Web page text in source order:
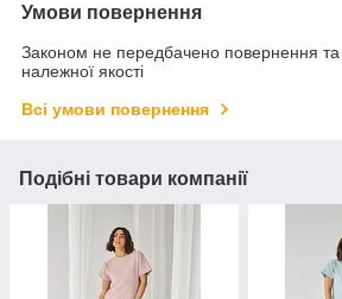
Умови повернення
Законом не передбачено повернення та
належної якості
Всі умови повернення
Подібні товари компанії